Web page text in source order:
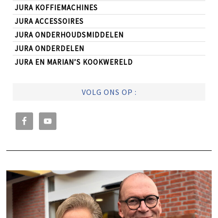
JURA KOFFIEMACHINES
JURA ACCESSOIRES
JURA ONDERHOUDSMIDDELEN
JURA ONDERDELEN
JURA EN MARIAN’S KOOKWERELD
VOLG ONS OP :